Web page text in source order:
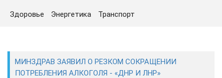
СЕГОДНЯ
ЭКОНОМИКА
Здоровье Энергетика Транспорт
МИНЗДРАВ ЗАЯВИЛ О РЕЗКОМ СОКРАЩЕНИИ
ПОТРЕБЛЕНИЯ АЛКОГОЛЯ - «ДНР И ЛНР»